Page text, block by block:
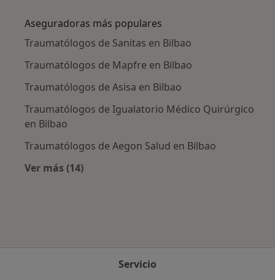
Aseguradoras más populares
Traumatólogos de Sanitas en Bilbao
Traumatólogos de Mapfre en Bilbao
Traumatólogos de Asisa en Bilbao
Traumatólogos de Igualatorio Médico Quirúrgico
en Bilbao
Traumatólogos de Aegon Salud en Bilbao
Ver más (14)
Servicio